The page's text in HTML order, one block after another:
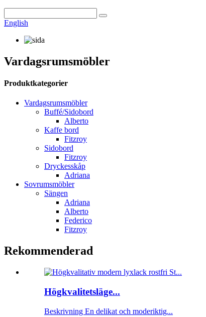
English
Vardagsrumsmöbler
Produktkategorier
Vardagsrumsmöbler
Buffé/Sidobord
Alberto
Kaffe bord
Fitzroy
Sidobord
Fitzroy
Dryckesskåp
Adriana
Sovrumsmöbler
Sängen
Adriana
Alberto
Federico
Fitzroy
Rekommenderad
Högkvalitetsläge...
Beskrivning En delikat och moderiktig...